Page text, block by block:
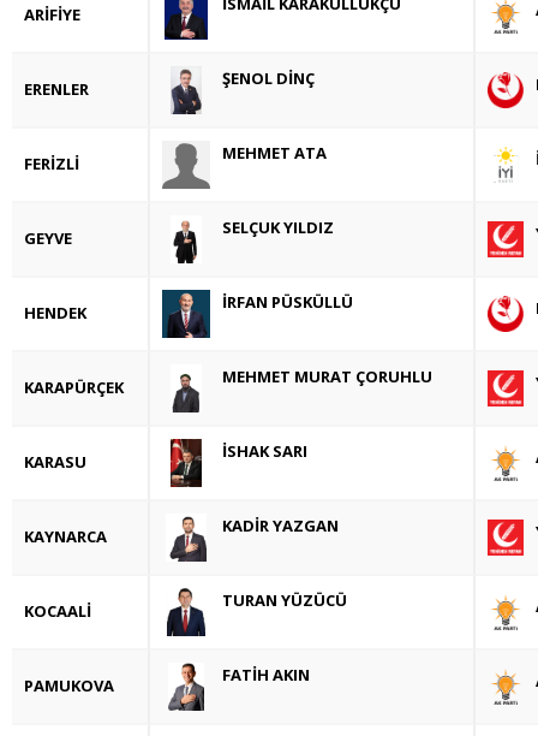
ARİFİYE
ERENLER ŞENOL DİNÇ
FERİZLİ MEHMET ATA
GEYVE SELÇUK YILDIZ
HENDEK İRFAN PÜSKÜLLÜ
KARAPÜRÇEK MEHMET MURAT ÇORUHLU
KARASU İSHAK SARI
KAYNARCA KADİR YAZGAN
KOCAALİ TURAN YÜZÜCÜ
PAMUKOVA FATİH AKIN